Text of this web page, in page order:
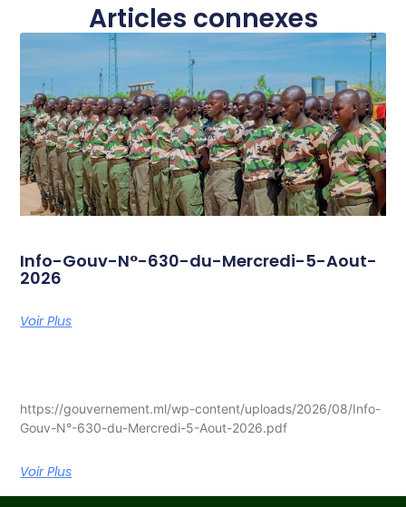
Articles connexes
Info-Gouv-N°-630-du-Mercredi-5-Aout-
2026
Voir Plus
https://gouvernement.ml/wp-content/uploads/2026/08/Info-
Gouv-N°-630-du-Mercredi-5-Aout-2026.pdf
Voir Plus